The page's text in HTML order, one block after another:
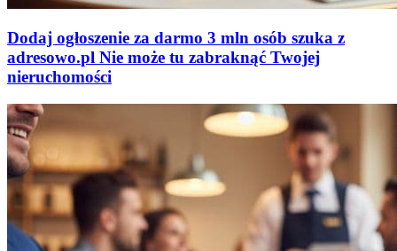
Dodaj ogłoszenie za darmo 3 mln osób szuka z
adresowo.pl Nie może tu zabraknąć Twojej
nieruchomości